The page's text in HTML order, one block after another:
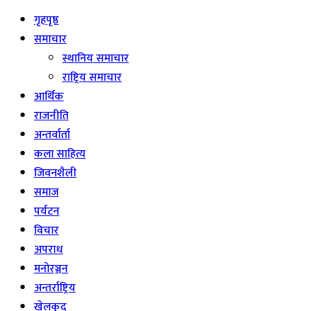
गृहपृष्ठ
समाचार
स्थानिय समाचार
राष्ट्रिय समाचार
आर्थिक
राजनीति
अन्तर्वार्ता
कला साहित्य
जिवनशैली
समाज
पर्यटन
विचार
अपराध
मनोरञ्जन
अन्तर्राष्ट्रिय